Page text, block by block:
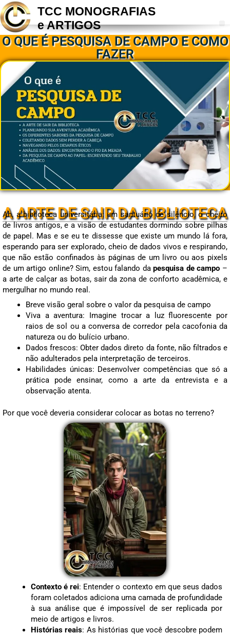
TCC MONOGRAFIAS
e ARTIGOS
O QUE É PESQUISA DE CAMPO E COMO
FAZER
A ARTE DE SAIR DA BIBLIOTECA
Ah, a biblioteca universitária: um santuário de silêncio, o cheiro
de livros antigos, e a visão de estudantes dormindo sobre pilhas
de papel. Mas e se eu te dissesse que existe um mundo lá fora,
esperando para ser explorado, cheio de dados vivos e respirando,
que não estão confinados às páginas de um livro ou aos pixels
de um artigo online? Sim, estou falando dapesquisa de campo –
a arte de calçar as botas, sair da zona de conforto acadêmica, e
mergulhar no mundo real.
Breve visão geral sobre o valor da pesquisa de campo
Viva a aventura: Imagine trocar a luz fluorescente por
raios de sol ou a conversa de corredor pela cacofonia da
natureza ou do bulício urbano.
Dados frescos: Obter dados direto da fonte, não filtrados e
não adulterados pela interpretação de terceiros.
Habilidades únicas: Desenvolver competências que só a
prática pode ensinar, como a arte da entrevista e a
observação atenta.
Por que você deveria considerar colocar as botas no terreno?
Contexto é rei: Entender o contexto em que seus dados
foram coletados adiciona uma camada de profundidade
à sua análise que é impossível de ser replicada por
meio de artigos e livros.
Histórias reais: As histórias que você descobre podem